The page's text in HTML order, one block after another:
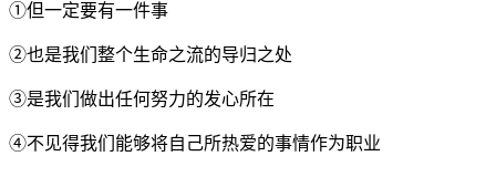
①但一定要有一件事
②也是我们整个生命之流的导归之处
③是我们做出任何努力的发心所在
④不见得我们能够将自己所热爱的事情作为职业